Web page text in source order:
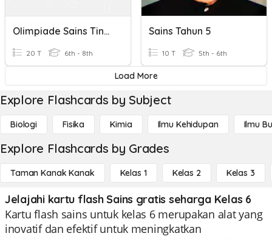
Olimpiade Sains Tingkat Sekolah Menengah Pertama
20 T 6th - 8th
Sains Tahun 5
10 T 5th - 6th
Load More
Explore Flashcards by Subject
Biologi Fisika Kimia Ilmu Kehidupan Ilmu
Explore Flashcards by Grades
Taman Kanak Kanak Kelas 1 Kelas 2 Kelas 3
Jelajahi kartu flash Sains gratis seharga Kelas 6
Kartu flash sains untuk kelas 6 merupakan alat yang
inovatif dan efektif untuk meningkatkan